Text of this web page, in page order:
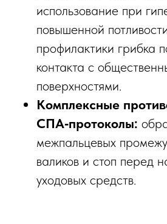
использование при
повышенной
профилактики грибка
контакта с
поверхностями.​
Комплексные
СПА‑протоколы:
межпальцевых
валиков и стоп перед
уходовых средств.